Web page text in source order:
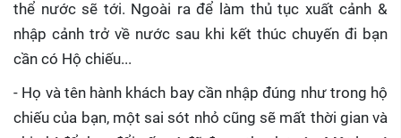
thể nước sẽ tới. Ngoài ra để làm thủ tục xuất cảnh &
nhập cảnh trở về nước sau khi kết thúc chuyến đi bạn
cần có Hộ chiếu...
- Họ và tên hành khách bay cần nhập đúng như trong hộ
chiếu của bạn, một sai sót nhỏ cũng sẽ mất thời gian và